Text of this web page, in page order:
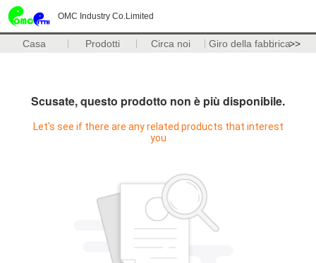
OMC Industry Co.Limited
Casa Prodotti Circa noi Giro della fabbrica>>
Scusate, questo prodotto non è più disponibile.
Let's see if there are any related products that interest
you